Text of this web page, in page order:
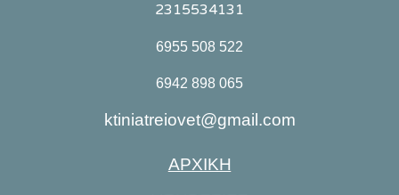
2315534131
6955 508 522
6942 898 065
ktiniatreiovet@gmail.com
ΑΡΧΙΚΗ